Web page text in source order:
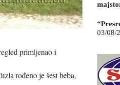
primljenao i
rođeno je šest beba,
03/08/